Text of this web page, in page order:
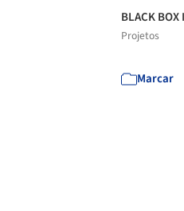
BLACK
Projetos
Marcar